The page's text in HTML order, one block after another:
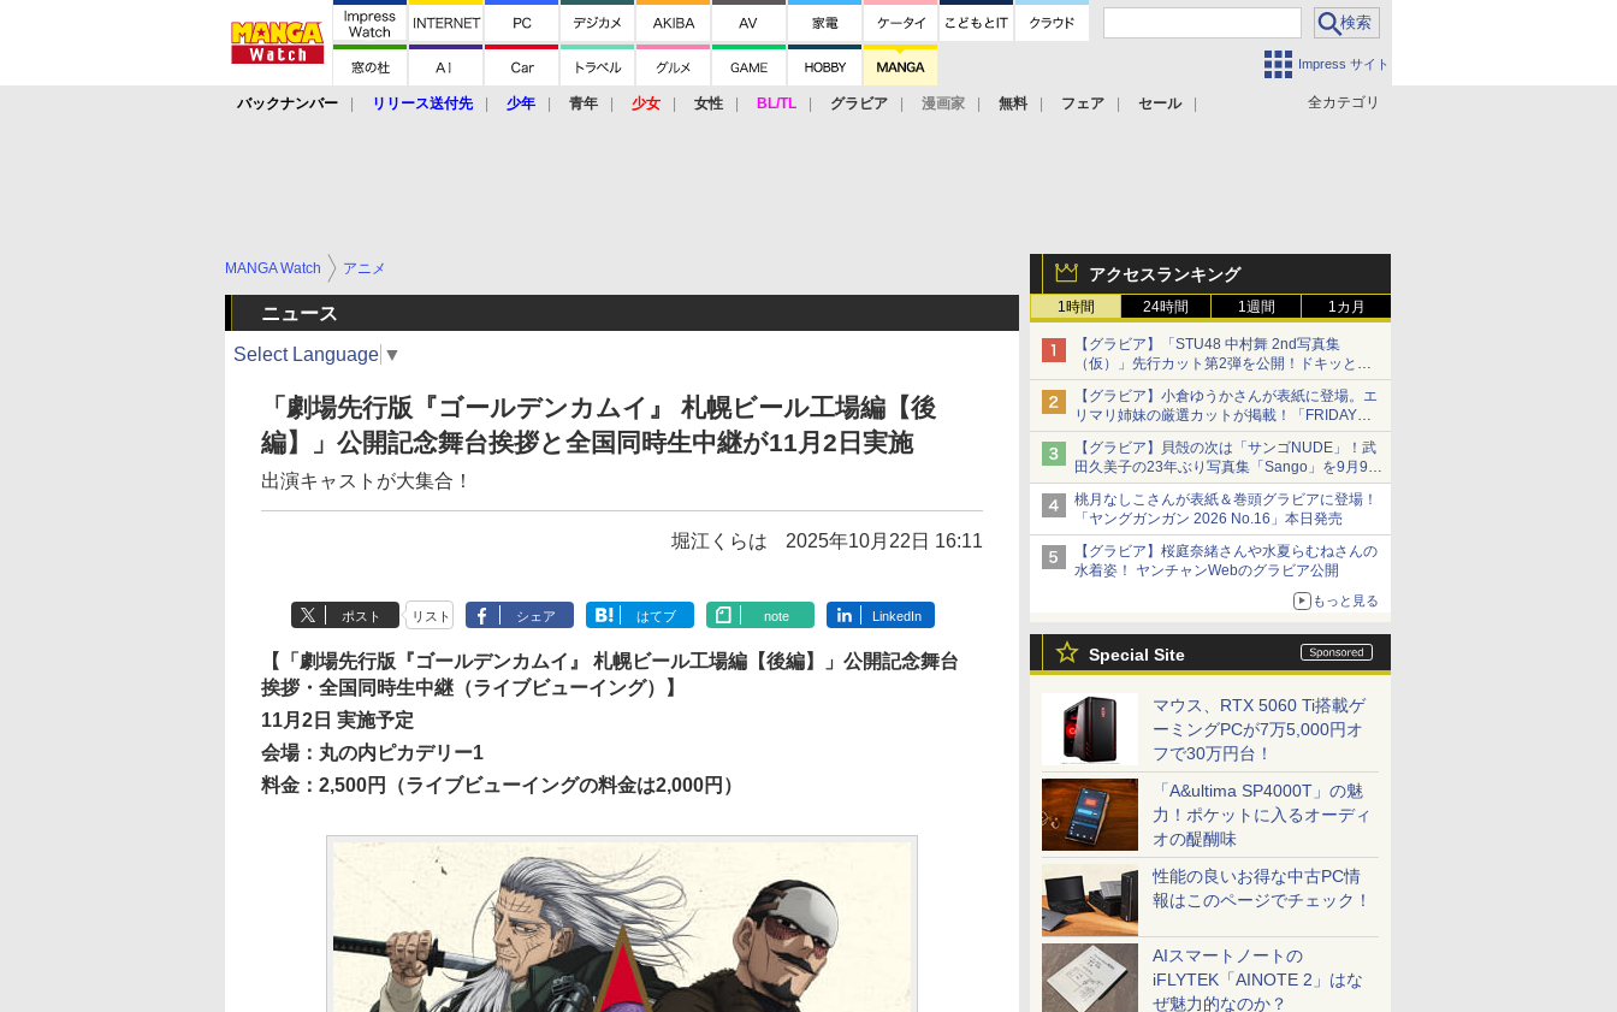
Impress サイト
全カテゴリ
バックナンバー リリース送付先 少年 青年 少女 女性 BL/TL グラビア 漫画家 無料 フェア セール
アクセスランキング
1時間 24時間 1週間 1カ月
【グラビア】「STU48 中村舞 2nd写真集
（仮）」先行カット第2弾を公開！ドキッとす
るランジェリーカットなど新たな挑戦
【グラビア】小倉ゆうかさんが表紙に登場。エ
リマリ姉妹の厳選カットが掲載！「FRIDAY
2026年8⽉21・28日号」本日発売
【グラビア】貝殻の次は「サンゴNUDE」！武
田久美子の23年ぶり写真集「Sango」を9月9日
に発売
桃月なしこさんが表紙＆巻頭グラビアに登場！
「ヤングガンガン 2026 No.16」本日発売
【グラビア】桜庭奈緒さんや水夏らむねさんの
水着姿！ ヤンチャンWebのグラビア公開
もっと見る
Special Site
マウス、RTX 5060 Ti搭載ゲ
ーミングPCが7万5,000円オ
フで30万円台！
「A&ultima SP4000T」の魅
力！ポケットに入るオーディ
オの醍醐味
性能の良いお得な中古PC情
報はこのページでチェック！
AIスマートノートの
iFLYTEK「AINOTE 2」はな
ぜ魅力的なのか？
MANGA Watch アニメ
ニュース
Select Language ▼
「劇場先行版『ゴールデンカムイ』 札幌ビール工場編【後
編】」公開記念舞台挨拶と全国同時生中継が11月2日実施
出演キャストが大集合！
堀江くらは 2025年10月22日 16:11
ポスト リスト シェア はてブ note LinkedIn
【「劇場先行版『ゴールデンカムイ』 札幌ビール工場編【後編】」公開記念舞台
挨拶・全国同時生中継（ライブビューイング）】
11月2日 実施予定
会場：丸の内ピカデリー1
料金：2,500円（ライブビューイングの料金は2,000円）